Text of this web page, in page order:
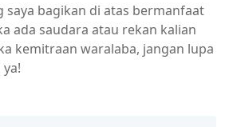
saya bagikan di atas bermanfaat
ada saudara atau rekan kalian
kemitraan waralaba, jangan lupa